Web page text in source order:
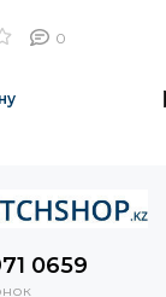
0
0659